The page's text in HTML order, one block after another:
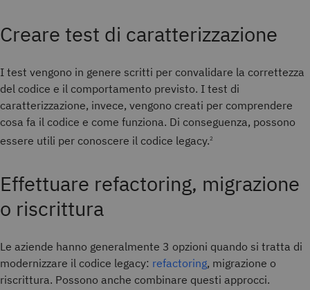
Creare test di caratterizzazione
I test vengono in genere scritti per convalidare la correttezza
del codice e il comportamento previsto. I test di
caratterizzazione, invece, vengono creati per comprendere
cosa fa il codice e come funziona. Di conseguenza, possono
essere utili per conoscere il codice legacy.2
Effettuare refactoring, migrazione
o riscrittura
Le aziende hanno generalmente 3 opzioni quando si tratta di
modernizzare il codice legacy: refactoring, migrazione o
riscrittura. Possono anche combinare questi approcci.